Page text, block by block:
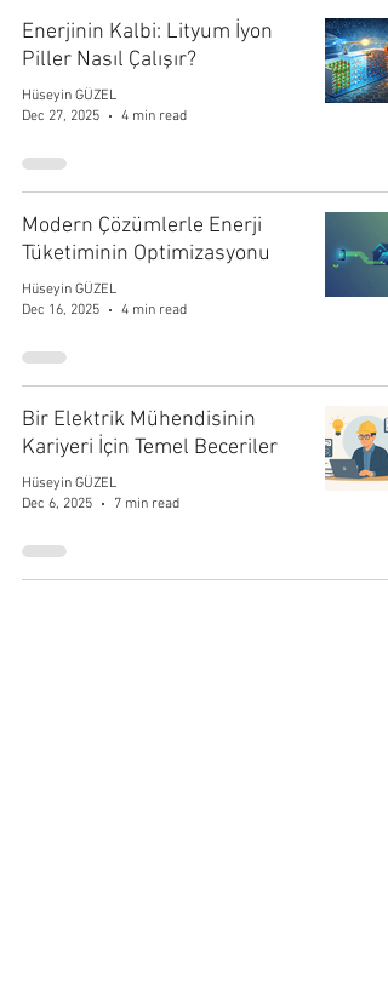
Enerjinin Kalbi: Lityum İyon
Piller Nasıl Çalışır?
Hüseyin GÜZEL
Dec 27, 2025
4 min read
Modern Çözümlerle Enerji
Tüketiminin Optimizasyonu
Hüseyin GÜZEL
Dec 16, 2025
4 min read
Bir Elektrik Mühendisinin
Kariyeri İçin Temel Beceriler
Hüseyin GÜZEL
Dec 6, 2025
7 min read